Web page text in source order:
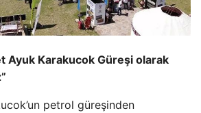
Ayuk Karakucok Güreşi olarak
petrol güreşinden